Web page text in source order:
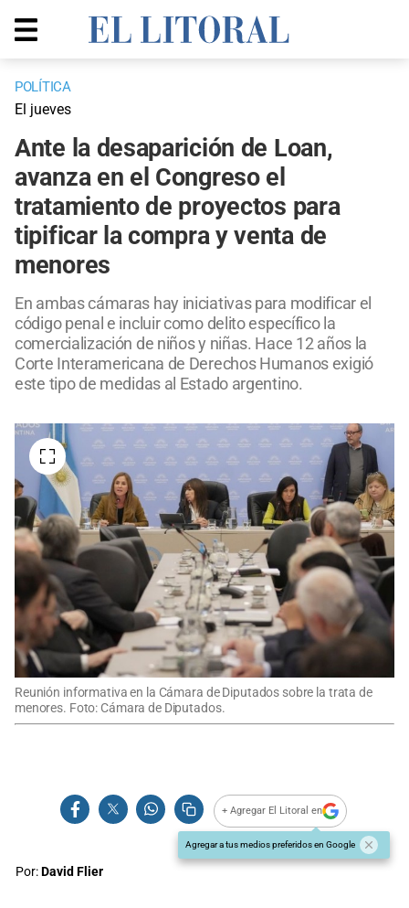
POLÍTICA
El jueves
Ante la desaparición de Loan,
avanza en el Congreso el
tratamiento de proyectos para
tipificar la compra y venta de
menores
En ambas cámaras hay iniciativas para modificar el
código penal e incluir como delito específico la
comercialización de niños y niñas. Hace 12 años la
Corte Interamericana de Derechos Humanos exigió
este tipo de medidas al Estado argentino.
Reunión informativa en la Cámara de Diputados sobre la trata de
menores. Foto: Cámara de Diputados.
+ Agregar El Litoral en
Agregar a tus medios preferidos en Google
Por:David Flier